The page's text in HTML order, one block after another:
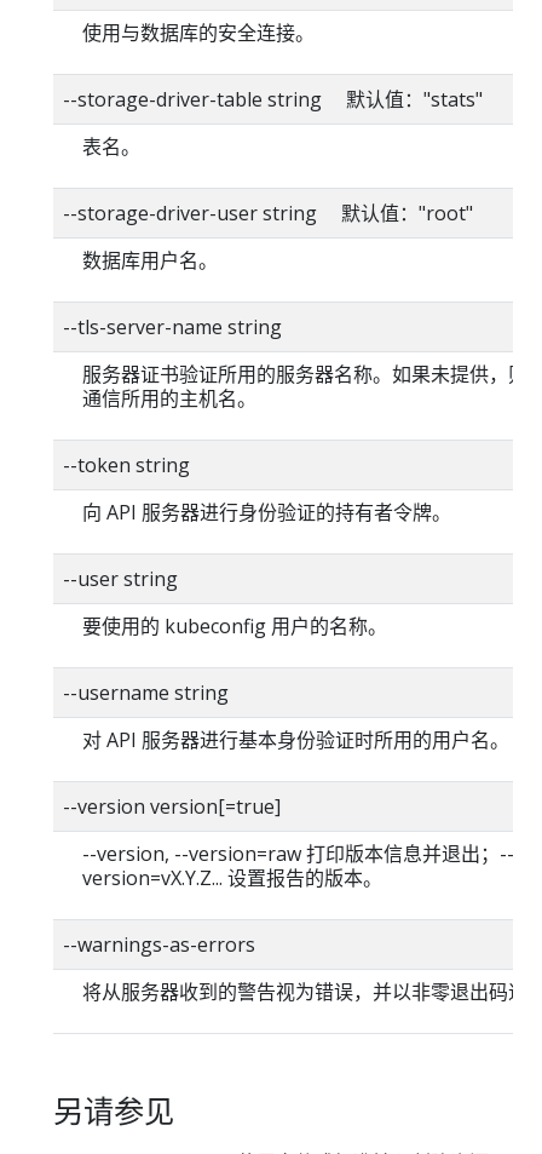
使用与数据库的安全连接。
--storage-driver-table string 默认值："stats"
表名。
--storage-driver-user string 默认值："root"
数据库用户名。
--tls-server-name string
服务器证书验证所用的服务器名称。如果未提供，则
通信所用的主机名。
--token string
向 API 服务器进行身份验证的持有者令牌。
--user string
要使用的 kubeconfig 用户的名称。
--username string
对 API 服务器进行基本身份验证时所用的用户名。
--version version[=true]
--version, --version=raw 打印版本信息并退出；--
version=vX.Y.Z... 设置报告的版本。
--warnings-as-errors
将从服务器收到的警告视为错误，并以非零退出码退
另请参见